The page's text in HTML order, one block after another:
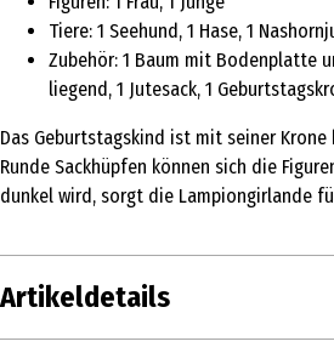
Tiere: 1 Seehund, 1 Hase, 1
Zubehör: 1 Baum mit Bodenplatte
liegend, 1 Jutesack, 1
Das Geburtstagskind ist mit seiner
Runde Sackhüpfen können sich die
dunkel wird, sorgt die Lampiongirlande
Artikeldetails